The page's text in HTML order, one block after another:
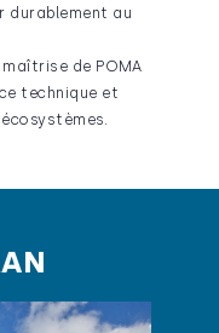
durablement au
de POMA
technique et